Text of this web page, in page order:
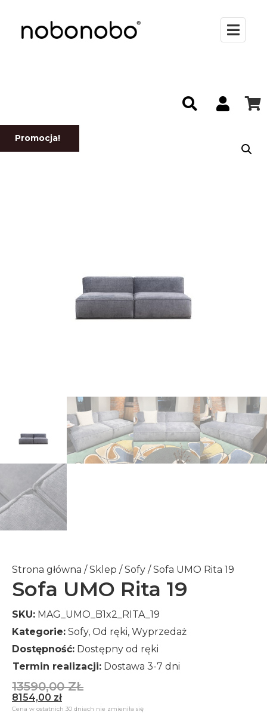
Promocja!
Strona główna /Sklep /Sofy / Sofa UMO Rita 19
Sofa UMO Rita 19
SKU: MAG_UMO_B1x2_RITA_19
Kategorie: Sofy, Od ręki, Wyprzedaż
Dostępność: Dostępny od ręki
Termin realizacji: Dostawa 3-7 dni
13590,00ZŁ
8154,00 zł
Cena w ostatnich 30 dniach nie zmieniła się